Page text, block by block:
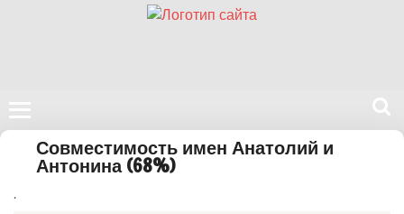
Поиск
сайте
Совместимость имен Анатолий и
Антонина (68%)
.